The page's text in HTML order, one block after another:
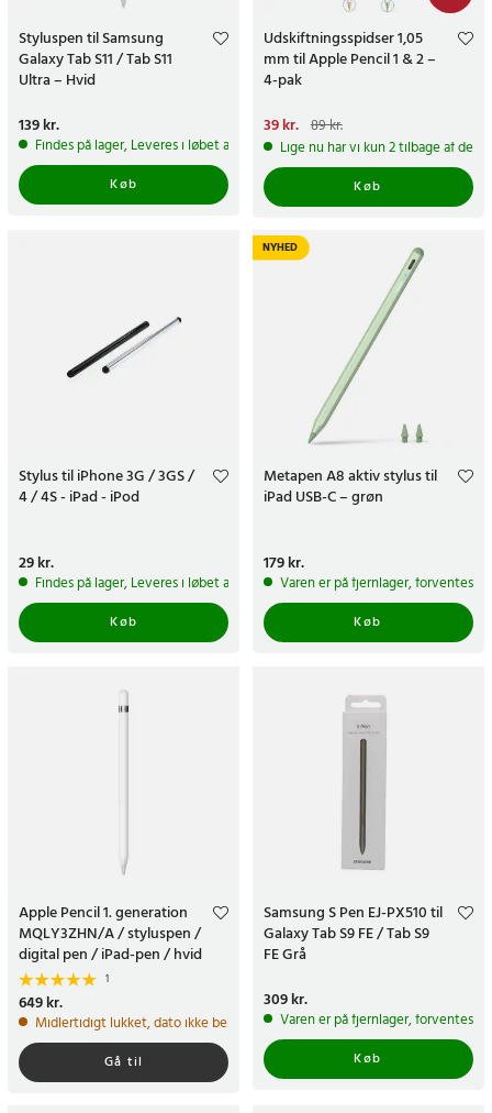
Styluspen til Samsung
Galaxy Tab S11 / Tab S11
Ultra – Hvid
Pris:139 kr.
139 kr.
Findes på lager, Leveres i løbet af 1-2 hverdage
Køb
Udskiftningsspidser 1,05
mm til Apple Pencil 1 & 2 –
4-pak
Nuværende pris
pris:89 kr.
39 kr. 89 kr.
Lige nu har vi kun 2 tilbage af
Køb
Stylus til iPhone 3G / 3GS /
4 / 4S - iPad - iPod
Pris:29 kr.
29 kr.
Findes på lager, Leveres i løbet af 1-2 hverdage
Køb
NYHED
Metapen A8 aktiv stylus til
iPad USB-C – grøn
Pris:179 kr.
179 kr.
Varen er på fjernlager, forventes
Køb
Apple Pencil 1. generation
MQLY3ZHN/A / styluspen /
digital pen / iPad-pen / hvid
1
Pris:649 kr.
649 kr.
Midlertidigt lukket, dato ikke bekræftet
Gå til
Samsung S Pen EJ-PX510 til
Galaxy Tab S9 FE / Tab S9
FE Grå
Pris:309 kr.
309 kr.
Varen er på fjernlager, forventes
Køb